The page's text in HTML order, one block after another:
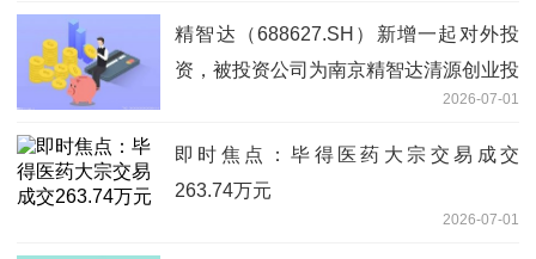
精智达（688627.SH）新增一起对外投
资，被投资公司为南京精智达清源创业投
2026-07-01
即时焦点：毕得医药大宗交易成交
263.74万元
2026-07-01